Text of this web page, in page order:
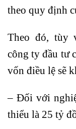
theo quy định
Theo đó, tùy
công ty đầu tư
vốn điều lệ sẽ
– Đối với
thiểu là 25 tỷ